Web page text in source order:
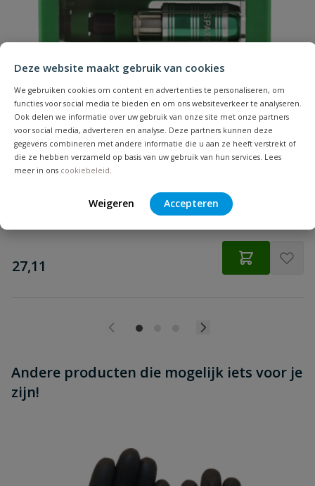
Deze website maakt gebruik van cookies
We gebruiken cookies om content en advertenties te personaliseren, om
functies voor social media te bieden en om ons websiteverkeer te analyseren.
Ook delen we informatie over uw gebruik van onze site met onze partners
voor social media, adverteren en analyse. Deze partners kunnen deze
gegevens combineren met andere informatie die u aan ze heeft verstrekt of
die ze hebben verzameld op basis van uw gebruik van hun services. Lees
meer in ons cookiebeleid.
Weigeren Accepteren
Geschikt voor
hout
Inhoud 200 stuks
Koponderzijde Multikop
Lengte 80 mm
verzinkt staal
Merknaam Spax
Punt
Beoordeling versturen
Spax Bitbox T-STAR plus
6 Bitjes + Bithouder
€
27,11
Andere producten die mogelijk iets voor je
zijn!